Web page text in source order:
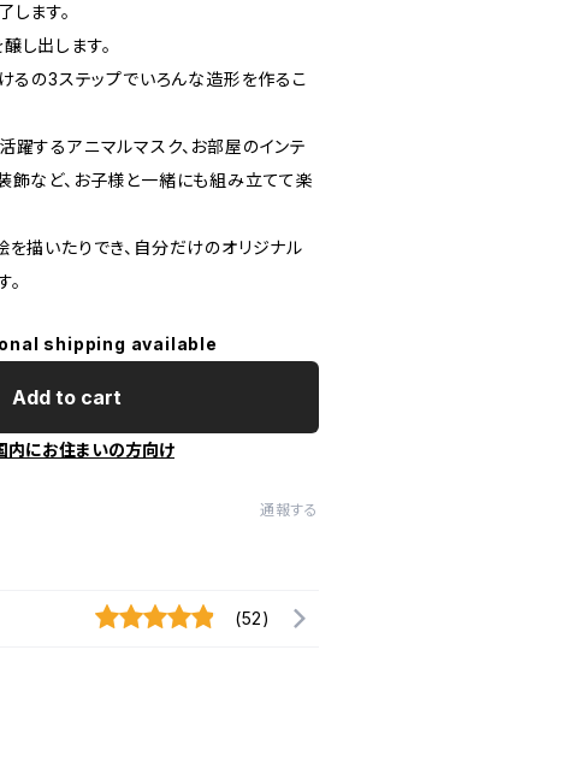
ます。
し出します。
るの3ステップでいろんな造形を作るこ
躍するアニマルマスク、お部屋のインテ
飾など、お子様と一緒にも組み立てて楽
を描いたりでき、自分だけのオリジナル
shipping available
Add to cart
内にお住まいの方向け
通報する
(52)